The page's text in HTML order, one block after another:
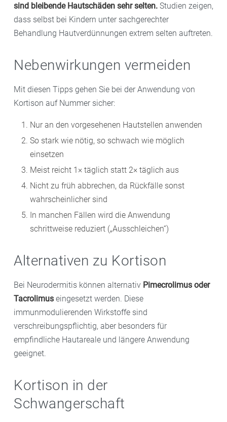
sind bleibende Hautschäden sehr selten. Studien zeigen,
dass selbst bei Kindern unter sachgerechter
Behandlung Hautverdünnungen extrem selten auftreten.
Nebenwirkungen vermeiden
Mit diesen Tipps gehen Sie bei der Anwendung von
Kortison auf Nummer sicher:
Nur an den vorgesehenen Hautstellen anwenden
So stark wie nötig, so schwach wie möglich
einsetzen
Meist reicht 1× täglich statt 2× täglich aus
Nicht zu früh abbrechen, da Rückfälle sonst
wahrscheinlicher sind
In manchen Fällen wird die Anwendung
schrittweise reduziert („Ausschleichen“)
Alternativen zu Kortison
Bei Neurodermitis können alternativ Pimecrolimus oder
Tacrolimus eingesetzt werden. Diese
immunmodulierenden Wirkstoffe sind
verschreibungspflichtig, aber besonders für
empfindliche Hautareale und längere Anwendung
geeignet.
Kortison in der
Schwangerschaft